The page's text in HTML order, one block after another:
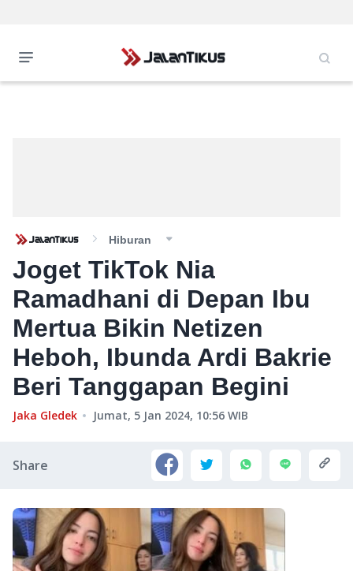
Hiburan
Joget TikTok Nia
Ramadhani di Depan Ibu
Mertua Bikin Netizen
Heboh, Ibunda Ardi Bakrie
Beri Tanggapan Begini
Jaka Gledek Jumat, 5 Jan 2024, 10:56 WIB
Share